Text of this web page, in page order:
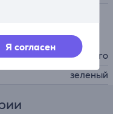
Я согласен
Puro
зеленый